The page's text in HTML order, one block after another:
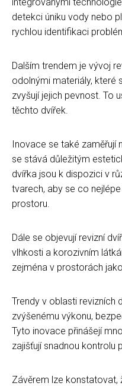
detekci úniku vody nebo
rychlou identifikaci
Dalším trendem je vývoj
odolnými materiály, které
zvyšují jejich pevnost. To
těchto dvířek.
Inovace se také zaměřují
se stává důležitým
dvířka jsou k dispozici v
tvarech, aby se co
prostoru.
Dále se objevují revizní
vlhkosti a korozivním
zejména v prostorách
Trendy v oblasti revizních
zvýšenému výkonu,
Tyto inovace přinášejí
zajišťují snadnou kontrolu
Závěrem lze konstatovat,